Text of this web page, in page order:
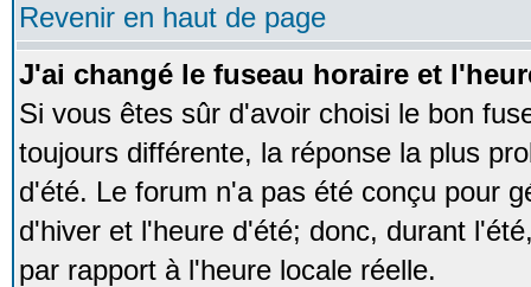
Revenir en haut de page
J'ai changé le fuseau horaire et
Si vous êtes sûr d'avoir choisi le bon
toujours différente, la réponse la plus
d'été. Le forum n'a pas été conçu pour
d'hiver et l'heure d'été; donc, durant
par rapport à l'heure locale réelle.